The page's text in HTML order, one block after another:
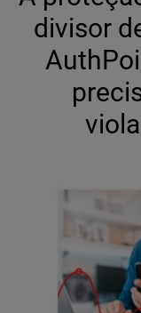
divisor